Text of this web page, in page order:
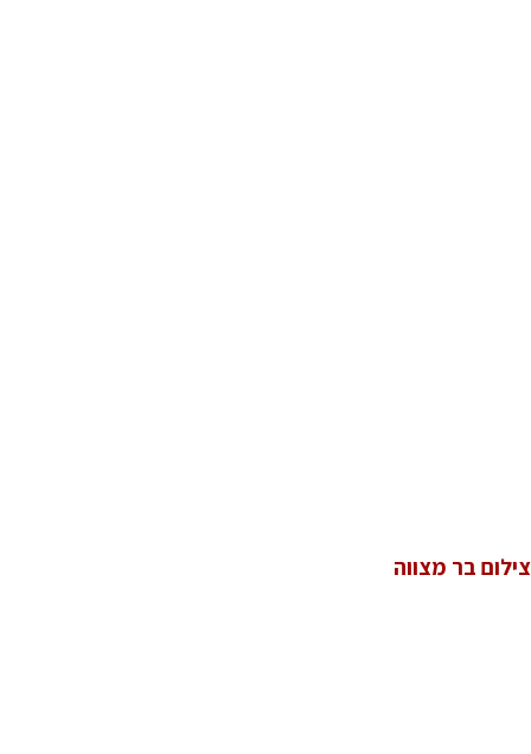
צילום בר מצווה